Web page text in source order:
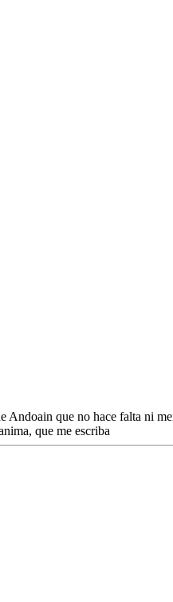
que no hace falta ni
que me escriba